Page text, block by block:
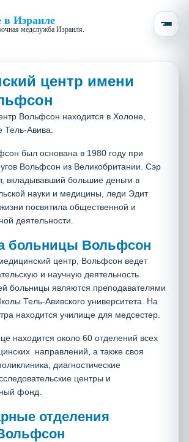
в Израиле
медслужба Израиля.
центр имени
Вольфсон находится в Холоне,
Тель-Авива.
был основана в 1980 году при
Вольфсон из Великобритании. Сэр
вкладывавший большие деньги в
науки и медицины, леди Эдит
посвятила общественной и
деятельности.
больницы Вольфсон
центр, Вольфсон ведет
и научную деятельность.
больницы являются преподавателями
Тель-Авивского университета. На
находится училище для медсестер.
находится около 60 отделений всех
направлений, а также своя
диагностические
центры и
фонд.
отделения